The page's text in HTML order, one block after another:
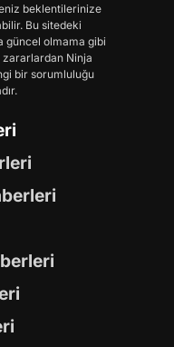
beklentilerinize
Bu sitedeki
güncel olmama gibi
Ninja
bir sorumluluğu